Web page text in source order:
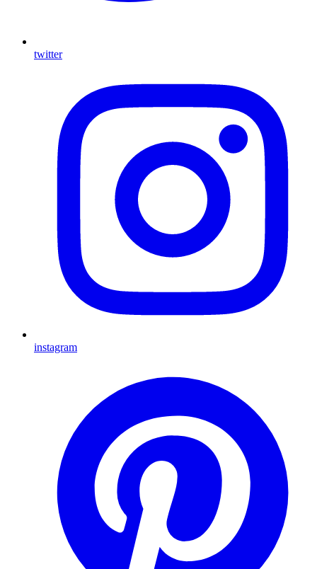
twitter
instagram